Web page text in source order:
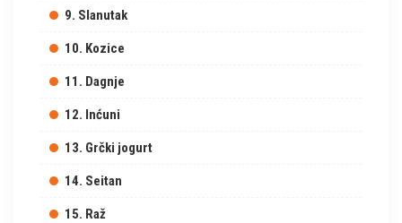
9. Slanutak
10. Kozice
11. Dagnje
12. Inćuni
13. Grčki jogurt
14. Seitan
15. Raž